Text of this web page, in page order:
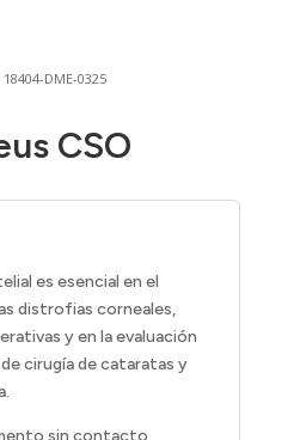
18404-DME-0325
CSO
es esencial en el
distrofias corneales,
y en la evaluación
cirugía de cataratas y